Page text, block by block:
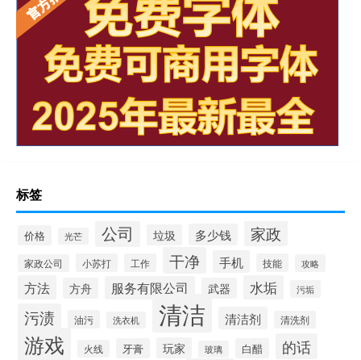
标签
价格 光芒 公司 垃圾 多少钱 家政
家政公司 小苏打 工作 干净 手机 技能 攻略
方法 方舟 服务有限公司 武器 水垢 污垢
污渍 油污 洗衣机 清洁 清洁剂 清洗剂
游戏 火线 牙膏 玩家 玻璃 白醋 的话